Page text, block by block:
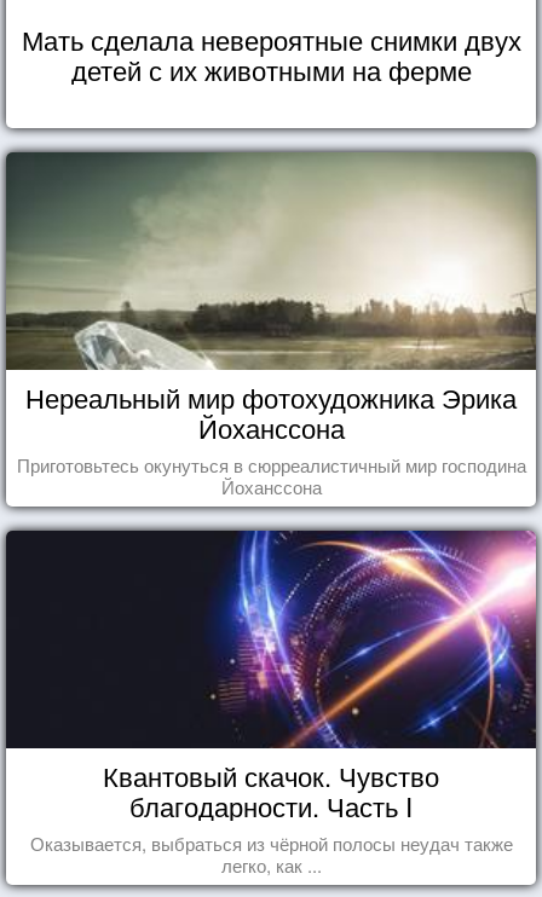
Мать сделала невероятные снимки двух
детей с их животными на ферме
Нереальный мир фотохудожника Эрика
Йоханссона
Приготовьтесь окунуться в сюрреалистичный мир господина
Йоханссона
Квантовый скачок. Чувство
благодарности. Часть I
Оказывается, выбраться из чёрной полосы неудач также
легко, как ...